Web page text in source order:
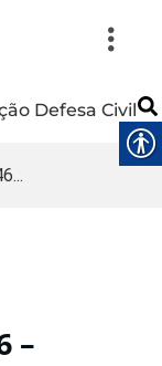
Defesa Civil
–